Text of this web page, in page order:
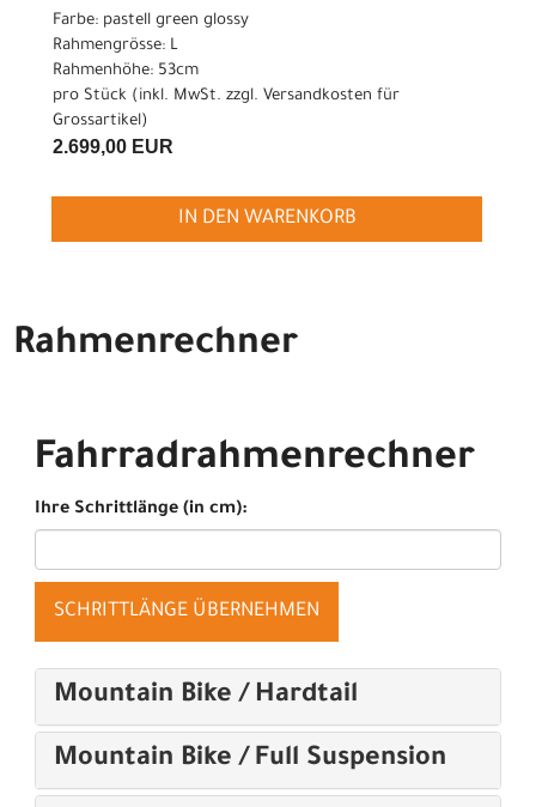
Farbe: pastell green glossy
Rahmengrösse: L
Rahmenhöhe: 53cm
pro Stück (inkl. MwSt. zzgl. Versandkosten für
Grossartikel)
2.699,00 EUR
IN DEN WARENKORB
Rahmenrechner
Fahrradrahmenrechner
Ihre Schrittlänge (in cm):
SCHRITTLÄNGE ÜBERNEHMEN
Mountain Bike / Hardtail
Mountain Bike / Full Suspension